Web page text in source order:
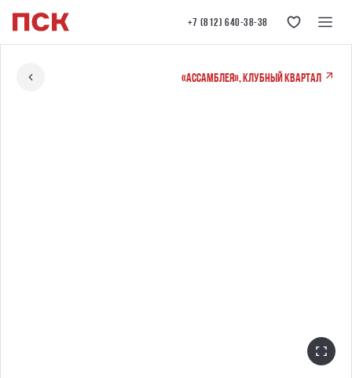
+7 (812) 640-38-38
«Ассамблея», клубный квартал